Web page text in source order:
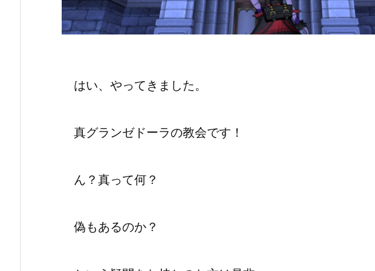
はい、やってきました。
真グランゼドーラの教会です！
ん？真って何？
偽もあるのか？